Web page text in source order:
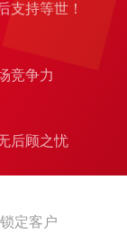
支持等世！
竞争力
后顾之忧
定客户